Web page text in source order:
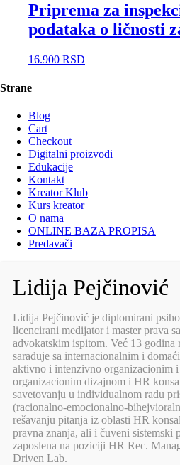
Priprema za
podataka o ličnosti
16.900 RSD
Strane
Blog
Cart
Checkout
Digitalni proizvodi
Edukacije
Kontakt
Kreator Klub
Kurs kreator
O nama
ONLINE BAZA PROPISA
Predavači
Lidija Pejčinović
Lidija Pejčinović je diplomirani
licencirani medijator i master prava
advokatskim ispitom. Već 13 godina
sarađuje sa internacionalnim i
aktivno i intenzivno organizacionim
organizacionim dizajnom i HR
savetovanju u individualnom radu
(racionalno-emocionalno-
rešavanju pitanja iz oblasti HR
pravna znanja, ali i čuveni sistemski
zaposlena na poziciji HR Rec.
Driven Lab.